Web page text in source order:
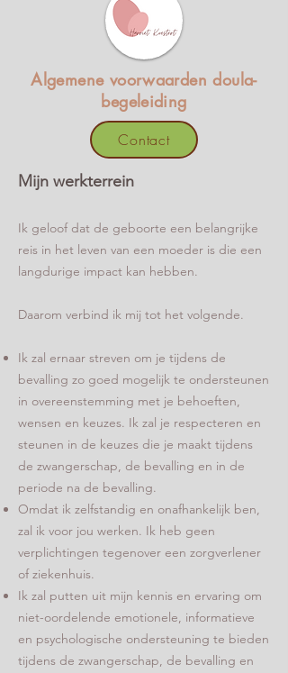
Algemene voorwaarden doula-
begeleiding
Contact
Mijn werkterrein
Ik geloof dat de geboorte een belangrijke
reis in het leven van een moeder is die een
langdurige impact kan hebben.
Daarom verbind ik mij tot het volgende.
Ik zal ernaar streven om je tijdens de
bevalling zo goed mogelijk te ondersteunen
in overeenstemming met je behoeften,
wensen en keuzes. Ik zal je respecteren en
steunen in de keuzes die je maakt tijdens
de zwangerschap, de bevalling en in de
periode na de bevalling.
Omdat ik zelfstandig en onafhankelijk ben,
zal ik voor jou werken. Ik heb geen
verplichtingen tegenover een zorgverlener
of ziekenhuis.
Ik zal putten uit mijn kennis en ervaring om
niet-oordelende emotionele, informatieve
en psychologische ondersteuning te bieden
tijdens de zwangerschap, de bevalling en